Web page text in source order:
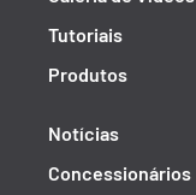
Tutoriais
Produtos
Notícias
Concessionários